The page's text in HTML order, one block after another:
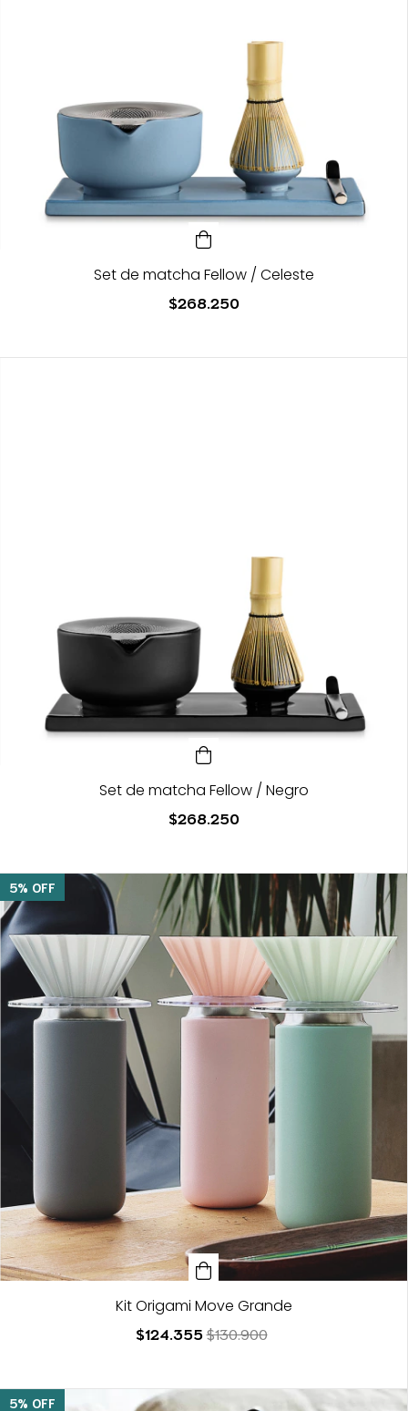
Set de matcha Fellow / Celeste
$268.250
Set de matcha Fellow / Negro
$268.250
5% OFF
Kit Origami Move Grande
$124.355$130.900
5% OFF